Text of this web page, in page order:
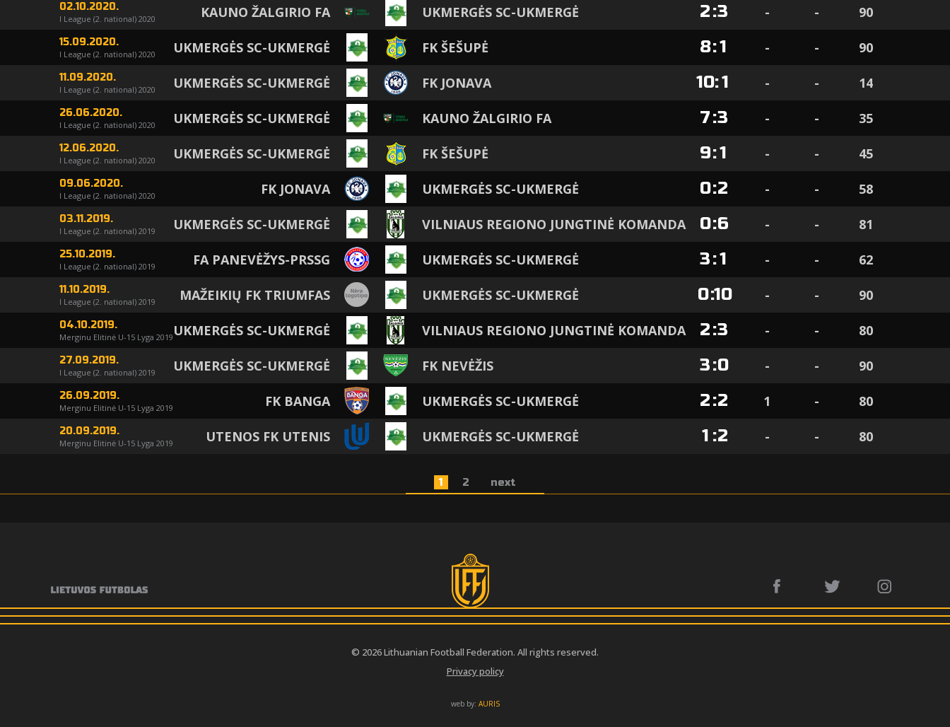
02.10.2020.
I League (2. national) 2020 KAUNO ŽALGIRIO FA UKMERGĖS SC-UKMERGĖ 2:3 - - 90
15.09.2020.
I League (2. national) 2020 UKMERGĖS SC-UKMERGĖ FK ŠEŠUPĖ 8:1 - - 90
11.09.2020.
I League (2. national) 2020 UKMERGĖS SC-UKMERGĖ FK JONAVA 10:1 - - 14
26.06.2020.
I League (2. national) 2020 UKMERGĖS SC-UKMERGĖ KAUNO ŽALGIRIO FA 7:3 - - 35
12.06.2020.
I League (2. national) 2020 UKMERGĖS SC-UKMERGĖ FK ŠEŠUPĖ 9:1 - - 45
09.06.2020.
I League (2. national) 2020 FK JONAVA UKMERGĖS SC-UKMERGĖ 0:2 - - 58
03.11.2019.
I League (2. national) 2019 UKMERGĖS SC-UKMERGĖ VILNIAUS REGIONO JUNGTINĖ KOMANDA 0:6 - - 81
25.10.2019.
I League (2. national) 2019 FA PANEVĖŽYS-PRSSG UKMERGĖS SC-UKMERGĖ 3:1 - - 62
11.10.2019.
I League (2. national) 2019 MAŽEIKIŲ FK TRIUMFAS UKMERGĖS SC-UKMERGĖ 0:10 - - 90
04.10.2019.
Merginu Elitinė U-15 Lyga 2019 UKMERGĖS SC-UKMERGĖ VILNIAUS REGIONO JUNGTINĖ KOMANDA 2:3 - - 80
27.09.2019.
I League (2. national) 2019 UKMERGĖS SC-UKMERGĖ FK NEVĖŽIS 3:0 - - 90
26.09.2019.
Merginu Elitinė U-15 Lyga 2019 FK BANGA UKMERGĖS SC-UKMERGĖ 2:2 1 - 80
20.09.2019.
Merginu Elitinė U-15 Lyga 2019 UTENOS FK UTENIS UKMERGĖS SC-UKMERGĖ 1 :2 - - 80
1 2 next
© 2026 Lithuanian Football Federation. All rights reserved.
Privacy policy
web by: AURIS